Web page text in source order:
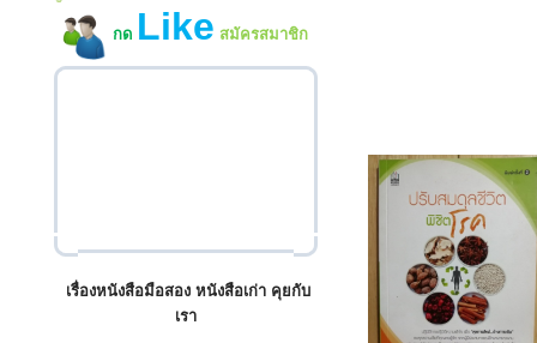
กด Like สมัครสมาชิก
เรื่องหนังสือมือสอง หนังสือเก่า คุยกับ
เรา